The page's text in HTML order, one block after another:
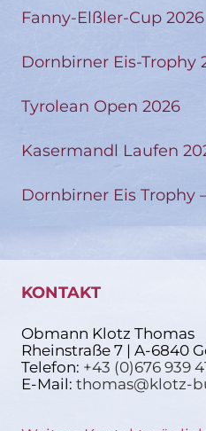
Fanny-Elßler-Cup 2026
Dornbirner Eis-Trophy
Tyrolean Open 2026
Kasermandl Laufen
Dornbirner Eis Trophy
KONTAKT
Obmann Klotz Thomas
Rheinstraße 7 | A-6840
Telefon: +43 (0)676 939
E-Mail: thomas@klotz-